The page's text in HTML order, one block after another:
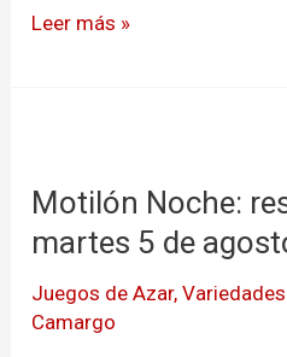
Leer más »
Motilón Noche:
martes 5 de
Juegos de Azar,Variedades
Camargo
resultado
de
martes
5